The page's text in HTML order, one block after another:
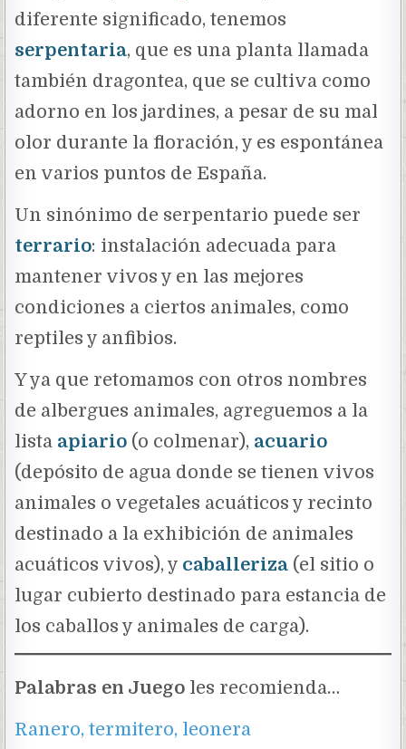
diferente significado, tenemos
serpentaria, que es una planta llamada
también dragontea, que se cultiva como
adorno en los jardines, a pesar de su mal
olor durante la floración, y es espontánea
en varios puntos de España.
Un sinónimo de serpentario puede ser
terrario: instalación adecuada para
mantener vivos y en las mejores
condiciones a ciertos animales, como
reptiles y anfibios.
Y ya que retomamos con otros nombres
de albergues animales, agreguemos a la
lista apiario (o colmenar), acuario
(depósito de agua donde se tienen vivos
animales o vegetales acuáticos y recinto
destinado a la exhibición de animales
acuáticos vivos), y caballeriza (el sitio o
lugar cubierto destinado para estancia de
los caballos y animales de carga).
Palabras en Juego les recomienda…
Ranero, termitero, leonera